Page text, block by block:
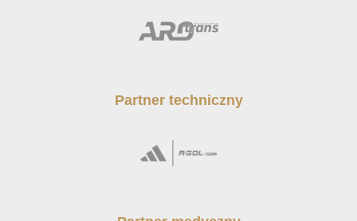
Partner techniczny